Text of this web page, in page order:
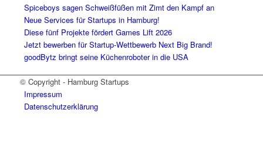
Spiceboys sagen Schweißfüßen mit Zimt den Kampf an
Neue Services für Startups in Hamburg!
Diese fünf Projekte fördert Games Lift 2026
Jetzt bewerben für Startup-Wettbewerb Next Big Brand!
goodBytz bringt seine Küchenroboter in die USA
© Copyright - Hamburg Startups
Impressum
Datenschutzerklärung